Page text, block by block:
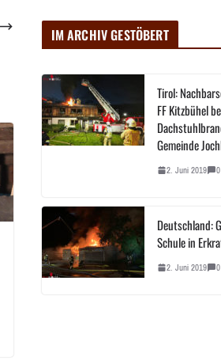
IM ARCHIV GESTÖBERT
Tirol:
FF Kitzbühel
Gemeinde
2. Juni 2019
Deutschland:
Schule in
2. Juni 2019